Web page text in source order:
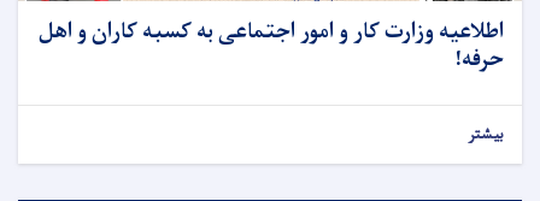
اطلاعیه وزارت کار و امور اجتماعی به کسبه کاران و اهل
حرفه!
بیشتر